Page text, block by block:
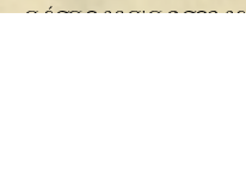
DÉTAILS D'ARTICLE